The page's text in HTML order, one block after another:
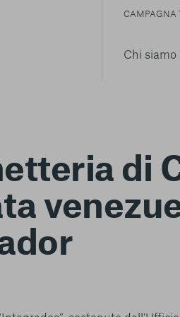
Chi siamo
CAMPAGNA
di